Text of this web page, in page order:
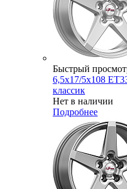
Быстрый
6,5x17/5x108
классик
Нет в наличии
Подробнее